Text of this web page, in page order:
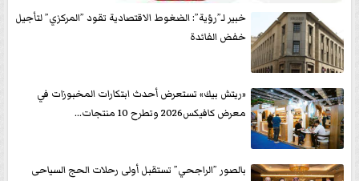
خبير لـ”رؤية”: الضغوط الاقتصادية تقود ”المركزي” لتأجيل
خفض الفائدة
«ريتش بيك» تستعرض أحدث ابتكارات المخبوزات في
معرض كافيكس2026 وتطرح 10 منتجات...
بالصور ”الراجحي” تستقبل أولى رحلات الحج السياحى